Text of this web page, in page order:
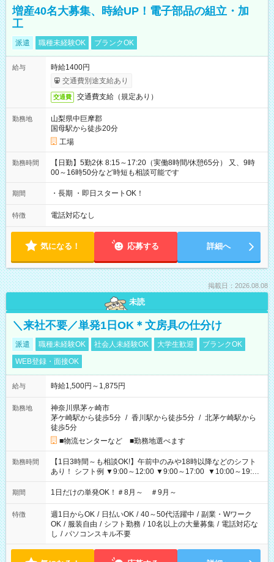
増産40名大募集、時給UP！電子部品の組立・加
工
派遣 職種未経験OK ブランクOK
給与
時給1400円
交通費別途支給あり
交通費 交通費支給（規定あり）
勤務地
山梨県中巨摩郡
国母駅から徒歩20分
工場
勤務時間
【日勤】5勤2休 8:15～17:20（実働8時間/休憩65分） 又、9時
00～16時50分など時短も相談可能です
期間 ・長期 ・即日スタートOK！
特徴 電話対応なし
気になる！ 応募する 詳細へ
掲載日：2026.08.08
未読
＼来社不要／単発1日OK＊文房具の仕分け
派遣 職種未経験OK 社会人未経験OK 大学生歓迎
ブランクOK
WEB登録・面接OK
給与 時給1,500円～1,875円
勤務地
神奈川県茅ヶ崎市
茅ケ崎駅から徒歩5分 / 香川駅から徒歩5分 / 北茅ケ崎駅から
徒歩5分
■物流センターなど ■勤務地選べます
勤務時間
【1日3時間～も相談OK!】午前中のみや18時以降などのシフト
あり！ シフト例 ▼9:00～12:00 ▼9:00～17:00 ▼10:00～19:00
▼18:00～21:00
期間 1日だけの単発OK！＃8月～ ＃9月～
特徴 週1日からOK / 日払いOK / 40～50代活躍中 / 副業・Wワーク
OK / 服装自由 / シフト勤務 / 10名以上の大量募集 / 電話対応な
し / パソコンスキル不要